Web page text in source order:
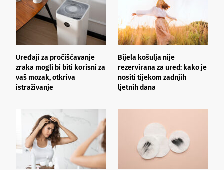
Uređaji za pročišćavanje
zraka mogli bi biti korisni za
vaš mozak, otkriva
istraživanje
Bijela košulja nije
rezervirana za ured: kako je
nositi tijekom zadnjih
ljetnih dana